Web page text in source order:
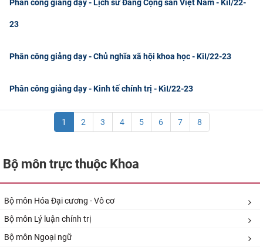
Phân công giảng dạy - Lịch sử Đảng Cộng sản Việt Nam - KiI/22-
23
Phân công giảng dạy - Chủ nghĩa xã hội khoa học - KiI/22-23
Phân công giảng dạy - Kinh tế chính trị - KìI/22-23
1 2 3 4 5 6 7 8
Bộ môn trực thuộc Khoa
Bộ môn Hóa Đại cương - Vô cơ
Bộ môn Lý luận chính trị
Bộ môn Ngoại ngữ